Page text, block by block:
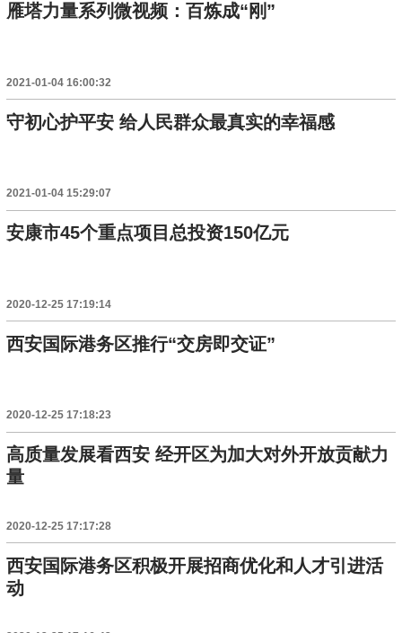
雁塔力量系列微视频：百炼成“刚”
2021-01-04 16:00:32
守初心护平安 给人民群众最真实的幸福感
2021-01-04 15:29:07
安康市45个重点项目总投资150亿元
2020-12-25 17:19:14
西安国际港务区推行“交房即交证”
2020-12-25 17:18:23
高质量发展看西安 经开区为加大对外开放贡献力
量
2020-12-25 17:17:28
西安国际港务区积极开展招商优化和人才引进活
动